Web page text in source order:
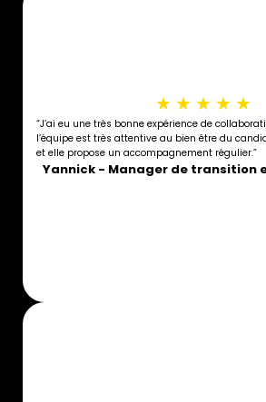
★ ★ ★ ★ ★
“J’ai eu une très bonne expérience de
l’équipe est très attentive au bien être du
et elle propose un accompagnement régulier.”
Yannick - Manager de transition